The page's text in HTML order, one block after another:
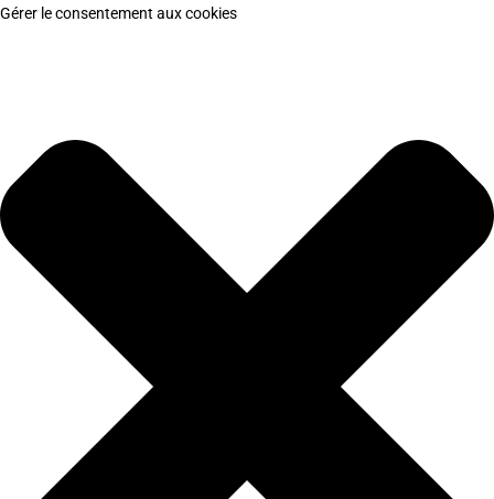
Gérer le consentement aux cookies